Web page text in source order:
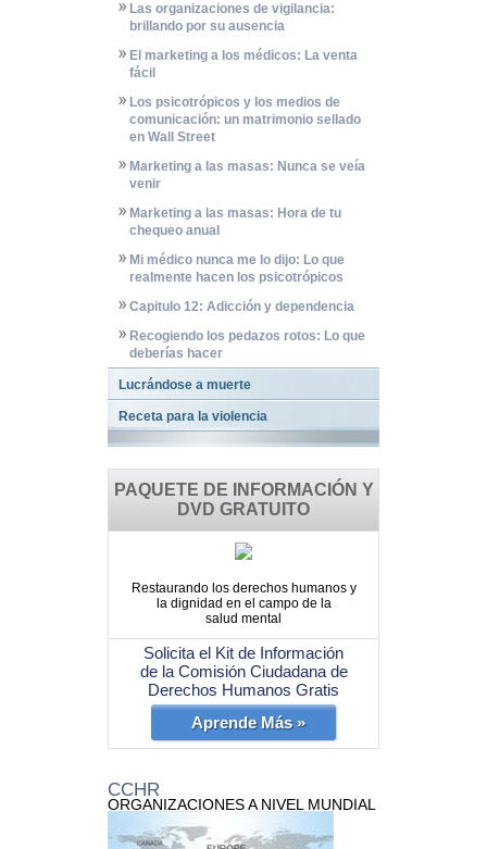
Las organizaciones de vigilancia:
brillando por su ausencia
El marketing a los médicos: La venta
fácil
Los psicotrópicos y los medios de
comunicación: un matrimonio sellado
en Wall Street
Marketing a las masas: Nunca se veía
venir
Marketing a las masas: Hora de tu
chequeo anual
Mi médico nunca me lo dijo: Lo que
realmente hacen los psicotrópicos
Capitulo 12: Adicción y dependencia
Recogiendo los pedazos rotos: Lo que
deberías hacer
Lucrándose a muerte
Receta para la violencia
PAQUETE DE INFORMACIÓN Y
DVD GRATUITO
Restaurando los derechos humanos y
la dignidad en el campo de la
salud mental
Solicita el Kit de Información
de la Comisión Ciudadana de
Derechos Humanos Gratis
Aprende Más »
CCHR
ORGANIZACIONES A NIVEL MUNDIAL